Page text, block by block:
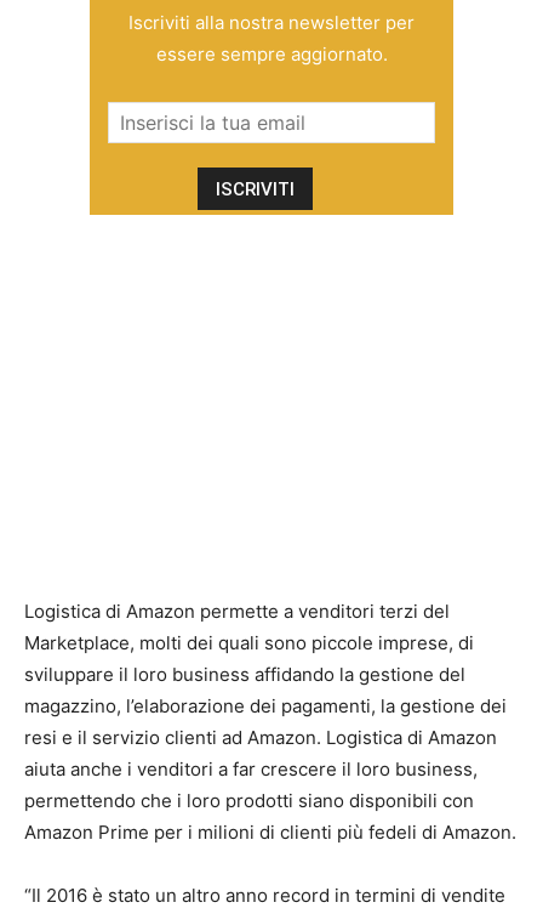
Iscriviti alla nostra newsletter per
essere sempre aggiornato.
Logistica di Amazon permette a venditori terzi del
Marketplace, molti dei quali sono piccole imprese, di
sviluppare il loro business affidando la gestione del
magazzino, l’elaborazione dei pagamenti, la gestione dei
resi e il servizio clienti ad Amazon. Logistica di Amazon
aiuta anche i venditori a far crescere il loro business,
permettendo che i loro prodotti siano disponibili con
Amazon Prime per i milioni di clienti più fedeli di Amazon.
“Il 2016 è stato un altro anno record in termini di vendite